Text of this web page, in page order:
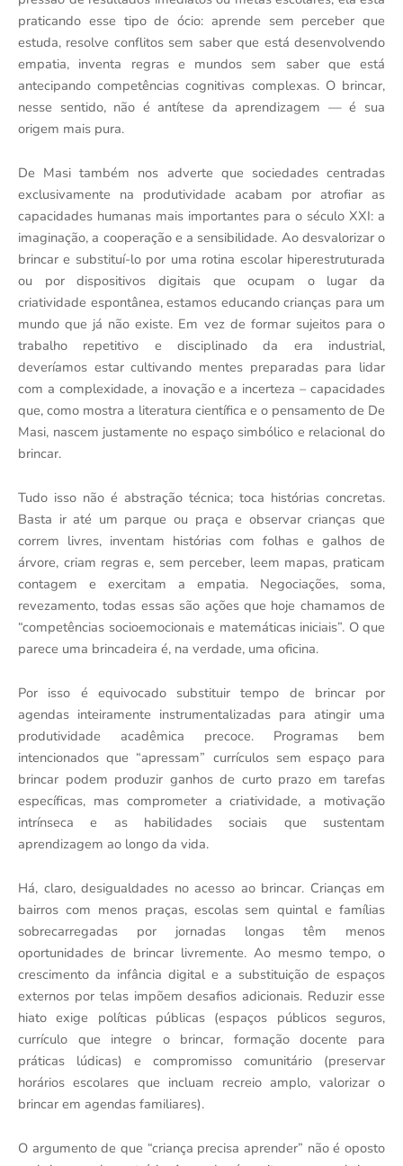
praticando esse tipo de ócio: aprende sem perceber que
estuda, resolve conflitos sem saber que está desenvolvendo
empatia, inventa regras e mundos sem saber que está
antecipando competências cognitivas complexas. O brincar,
nesse sentido, não é antítese da aprendizagem — é sua
origem mais pura.
De Masi também nos adverte que sociedades centradas
exclusivamente na produtividade acabam por atrofiar as
capacidades humanas mais importantes para o século XXI: a
imaginação, a cooperação e a sensibilidade. Ao desvalorizar o
brincar e substituí-lo por uma rotina escolar hiperestruturada
ou por dispositivos digitais que ocupam o lugar da
criatividade espontânea, estamos educando crianças para um
mundo que já não existe. Em vez de formar sujeitos para o
trabalho repetitivo e disciplinado da era industrial,
deveríamos estar cultivando mentes preparadas para lidar
com a complexidade, a inovação e a incerteza – capacidades
que, como mostra a literatura científica e o pensamento de De
Masi, nascem justamente no espaço simbólico e relacional do
brincar.
Tudo isso não é abstração técnica; toca histórias concretas.
Basta ir até um parque ou praça e observar crianças que
correm livres, inventam histórias com folhas e galhos de
árvore, criam regras e, sem perceber, leem mapas, praticam
contagem e exercitam a empatia. Negociações, soma,
revezamento, todas essas são ações que hoje chamamos de
“competências socioemocionais e matemáticas iniciais”. O que
parece uma brincadeira é, na verdade, uma oficina.
Por isso é equivocado substituir tempo de brincar por
agendas inteiramente instrumentalizadas para atingir uma
produtividade acadêmica precoce. Programas bem
intencionados que “apressam” currículos sem espaço para
brincar podem produzir ganhos de curto prazo em tarefas
específicas, mas comprometer a criatividade, a motivação
intrínseca e as habilidades sociais que sustentam
aprendizagem ao longo da vida.
Há, claro, desigualdades no acesso ao brincar. Crianças em
bairros com menos praças, escolas sem quintal e famílias
sobrecarregadas por jornadas longas têm menos
oportunidades de brincar livremente. Ao mesmo tempo, o
crescimento da infância digital e a substituição de espaços
externos por telas impõem desafios adicionais. Reduzir esse
hiato exige políticas públicas (espaços públicos seguros,
currículo que integre o brincar, formação docente para
práticas lúdicas) e compromisso comunitário (preservar
horários escolares que incluam recreio amplo, valorizar o
brincar em agendas familiares).
O argumento de que “criança precisa aprender” não é oposto